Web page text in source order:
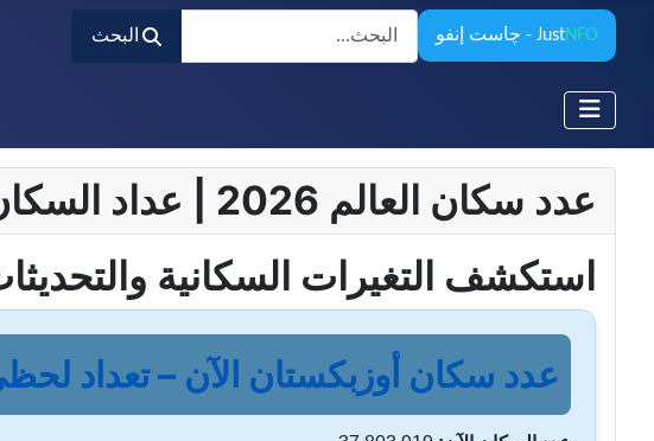
JustNFO - چاست إنفو
البحث
البحث
عدد سكان العالم 2026 | عداد السكان المباشر وساعة السكان – تحديثات لحظية
استكشف التغيرات السكانية
عدد سكان أوزبكستان الآن – تعداد لحظي